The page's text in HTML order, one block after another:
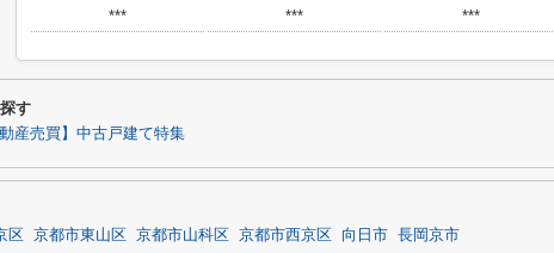
***
*** ***
す
動産売買】中古戸建て特集
区 京都市東山区 京都市山科区 京都市西京区 向日市 長岡京市